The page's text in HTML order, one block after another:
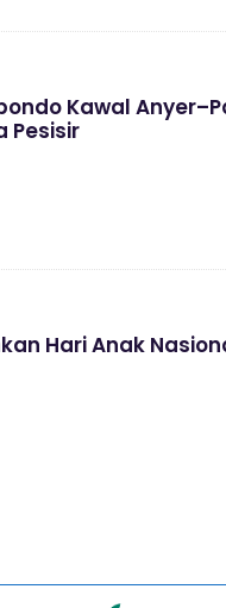
Kawal
Pesisir
Hari Anak